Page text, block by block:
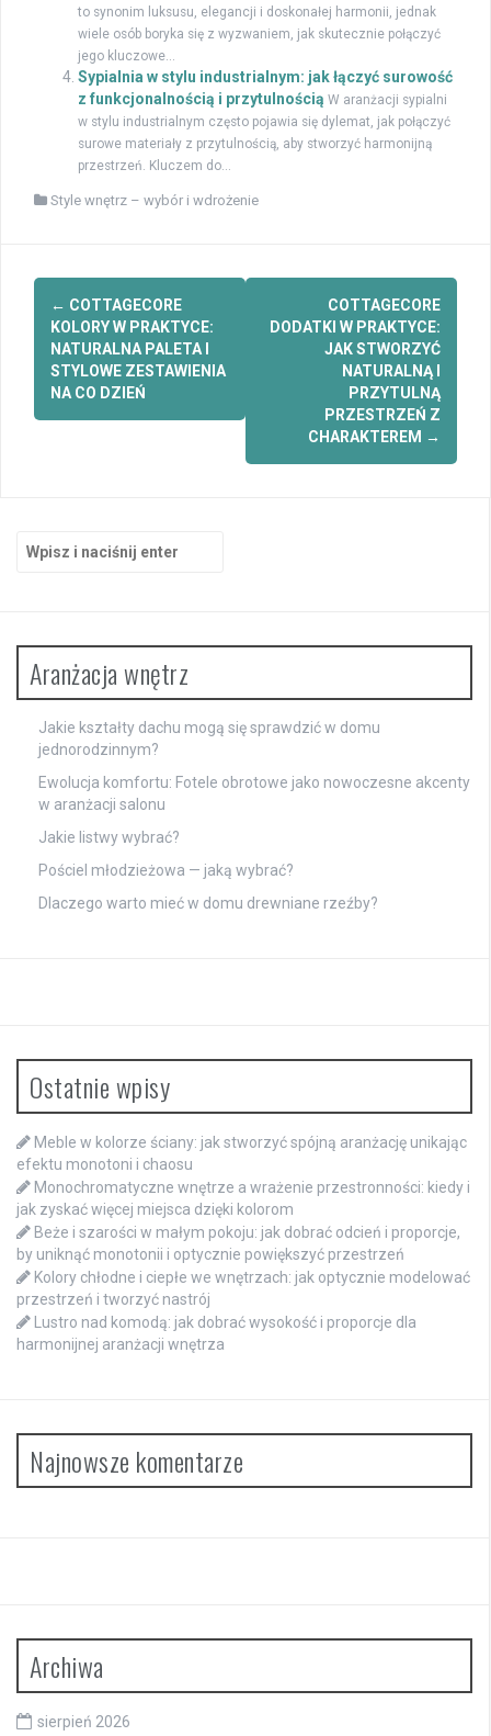
to synonim luksusu, elegancji i doskonałej harmonii, jednak
wiele osób boryka się z wyzwaniem, jak skutecznie połączyć
jego kluczowe...
Sypialnia w stylu industrialnym: jak łączyć surowość
z funkcjonalnością i przytulnością W aranżacji sypialni
w stylu industrialnym często pojawia się dylemat, jak połączyć
surowe materiały z przytulnością, aby stworzyć harmonijną
przestrzeń. Kluczem do...
Style wnętrz – wybór i wdrożenie
Zobacz
wpisy
← COTTAGECORE
KOLORY W PRAKTYCE:
NATURALNA PALETA I
STYLOWE ZESTAWIENIA
NA CO DZIEŃ
COTTAGECORE
DODATKI W PRAKTYCE:
JAK STWORZYĆ
NATURALNĄ I
PRZYTULNĄ
PRZESTRZEŃ Z
CHARAKTEREM →
Szukaj:
Aranżacja wnętrz
Jakie kształty dachu mogą się sprawdzić w domu
jednorodzinnym?
Ewolucja komfortu: Fotele obrotowe jako nowoczesne akcenty
w aranżacji salonu
Jakie listwy wybrać?
Pościel młodzieżowa — jaką wybrać?
Dlaczego warto mieć w domu drewniane rzeźby?
Ostatnie wpisy
Meble w kolorze ściany: jak stworzyć spójną aranżację unikając
efektu monotoni i chaosu
Monochromatyczne wnętrze a wrażenie przestronności: kiedy i
jak zyskać więcej miejsca dzięki kolorom
Beże i szarości w małym pokoju: jak dobrać odcień i proporcje,
by uniknąć monotonii i optycznie powiększyć przestrzeń
Kolory chłodne i ciepłe we wnętrzach: jak optycznie modelować
przestrzeń i tworzyć nastrój
Lustro nad komodą: jak dobrać wysokość i proporcje dla
harmonijnej aranżacji wnętrza
Najnowsze komentarze
Archiwa
sierpień 2026